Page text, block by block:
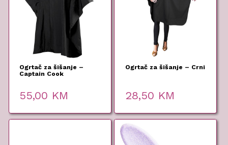
Ogrtač za šišanje –
Captain Cook
55,00 KM
Ogrtač za šišanje – Crni
28,50 KM